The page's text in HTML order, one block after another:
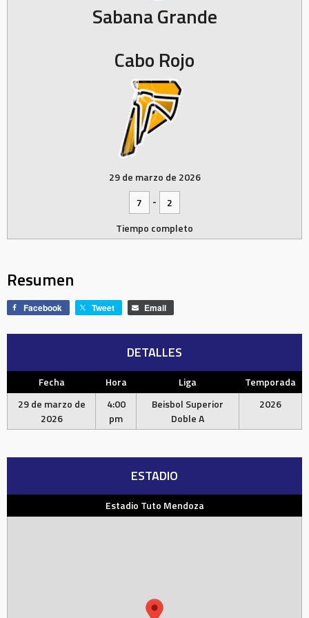
Sabana Grande
Cabo Rojo
29 de marzo de 2026
7
-
2
Tiempo completo
Resumen
Facebook Tweet Email
DETALLES
Fecha Hora Liga
Temporada
29 de marzo de
2026
4:00
pm
Beisbol Superior
Doble A
2026
ESTADIO
Estadio Tuto Mendoza